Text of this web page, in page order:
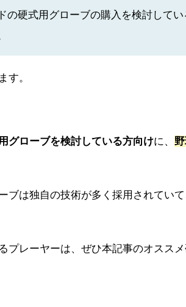
の硬式用グローブの購入を検討して
す。
グローブを検討している方向けに、
ブは独自の技術が多く採用されてい
プレーヤーは、ぜひ本記事のオスス